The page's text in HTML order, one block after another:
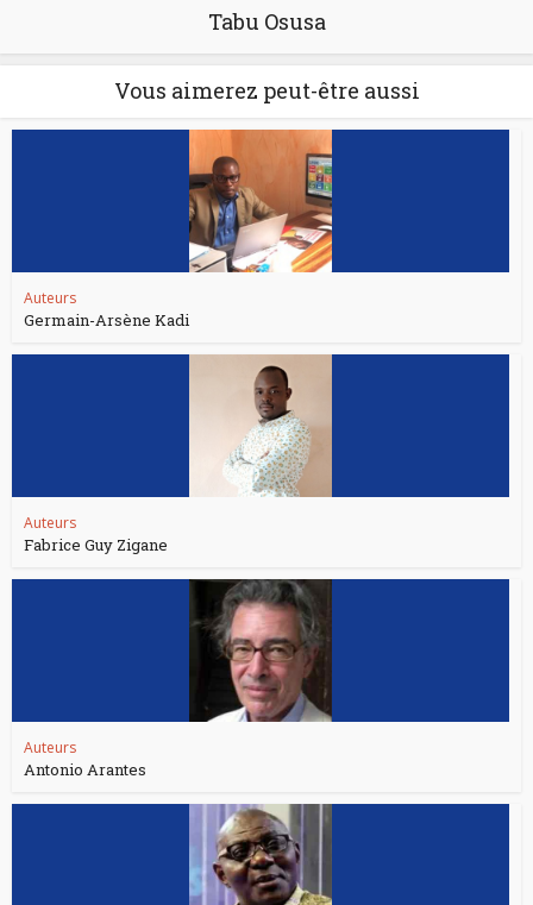
Tabu Osusa
Vous aimerez peut-être aussi
Auteurs
Germain-Arsène Kadi
Auteurs
Fabrice Guy Zigane
Auteurs
Antonio Arantes